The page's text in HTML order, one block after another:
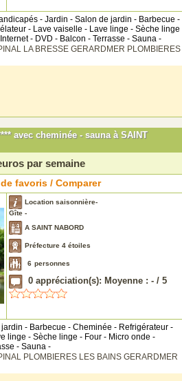
- Jardin - Salon de jardin - Barbecue -
- Lave vaiselle - Lave linge - Sèche linge
- DVD - Balcon - Terrasse - Sauna -
LA BRESSE GERARDMER PLOMBIERES
avec cheminée - sauna à SAINT
par semaine
favoris / Comparer
Location saisonnière-
Gîte -
A SAINT NABORD
Préfecture 4 étoiles
6 personnes
0 appréciation(s): Moyenne : - / 5
- Barbecue - Cheminée - Refrigérateur -
linge - Sèche linge - Four - Micro onde -
- Sauna -
PLOMBIERES LES BAINS GERARDMER